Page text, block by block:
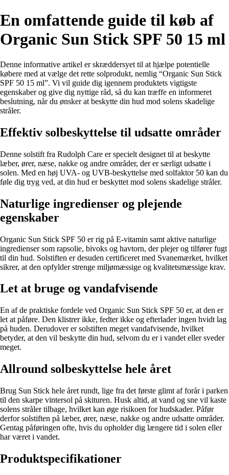
En omfattende guide til køb af
Organic Sun Stick SPF 50 15 ml
Denne informative artikel er skræddersyet til at hjælpe potentielle
købere med at vælge det rette solprodukt, nemlig “Organic Sun Stick
SPF 50 15 ml”. Vi vil guide dig igennem produktets vigtigste
egenskaber og give dig nyttige råd, så du kan træffe en informeret
beslutning, når du ønsker at beskytte din hud mod solens skadelige
stråler.
Effektiv solbeskyttelse til udsatte områder
Denne solstift fra Rudolph Care er specielt designet til at beskytte
læber, ører, næse, nakke og andre områder, der er særligt udsatte i
solen. Med en høj UVA- og UVB-beskyttelse med solfaktor 50 kan du
føle dig tryg ved, at din hud er beskyttet mod solens skadelige stråler.
Naturlige ingredienser og plejende
egenskaber
Organic Sun Stick SPF 50 er rig på E-vitamin samt aktive naturlige
ingredienser som rapsolie, bivoks og havtorn, der plejer og tilfører fugt
til din hud. Solstiften er desuden certificeret med Svanemærket, hvilket
sikrer, at den opfylder strenge miljømæssige og kvalitetsmæssige krav.
Let at bruge og vandafvisende
En af de praktiske fordele ved Organic Sun Stick SPF 50 er, at den er
let at påføre. Den klistrer ikke, fedter ikke og efterlader ingen hvidt lag
på huden. Derudover er solstiften meget vandafvisende, hvilket
betyder, at den vil beskytte din hud, selvom du er i vandet eller sveder
meget.
Allround solbeskyttelse hele året
Brug Sun Stick hele året rundt, lige fra det første glimt af forår i parken
til den skarpe vintersol på skituren. Husk altid, at vand og sne vil kaste
solens stråler tilbage, hvilket kan øge risikoen for hudskader. Påfør
derfor solstiften på læber, ører, næse, nakke og andre udsatte områder.
Gentag påføringen ofte, hvis du opholder dig længere tid i solen eller
har været i vandet.
Produktspecifikationer